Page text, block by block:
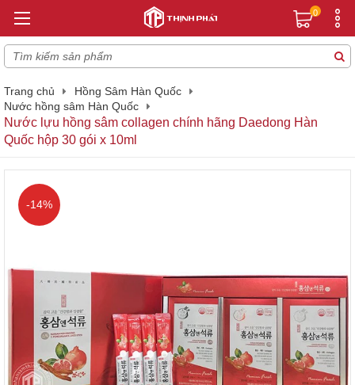
0
Trang chủ
Hồng Sâm Hàn Quốc
Nước hồng sâm Hàn Quốc
Nước lựu hồng sâm collagen chính hãng Daedong Hàn
Quốc hộp 30 gói x 10ml
-14%